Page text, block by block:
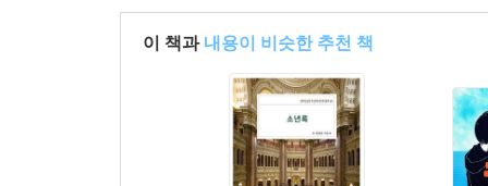
이 책과 내용이 비슷한 추천 책